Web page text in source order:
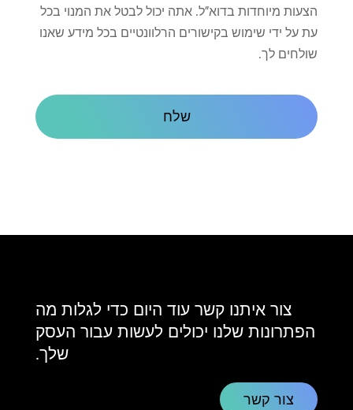
על
קשר
הצעות מיוחדות בדוא"ל. אתה יכול לבטל את המנוי בכל
עת על ידי שימוש בקישורים הרלוונטיים בכל מידע שאנו
שולחים לך.
צור איתנו קשר עוד היום כדי לגלות מה
הפתרונות שלנו יכולים לעשות עבור העסק
שלך.
צור קשר